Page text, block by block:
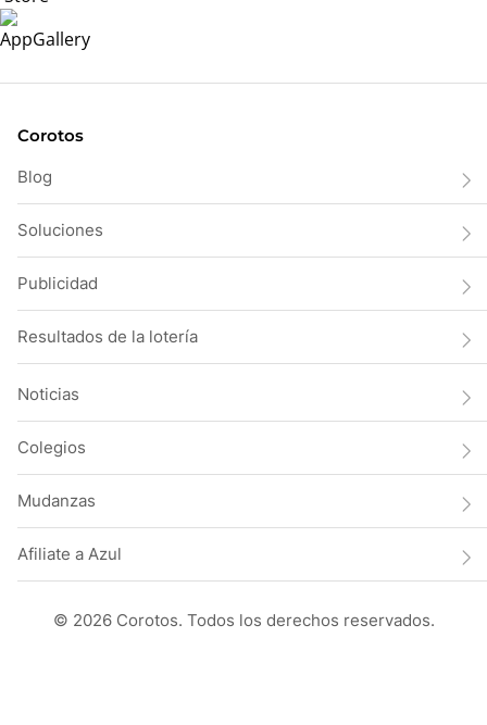
Corotos
Blog
Soluciones
Publicidad
Resultados de la lotería
Noticias
Colegios
Mudanzas
Afiliate a Azul
© 2026 Corotos. Todos los derechos reservados.